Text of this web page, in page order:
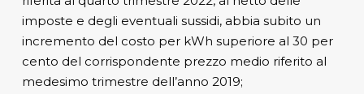
imposte e degli eventuali sussidi, abbia subito un
incremento del costo per kWh superiore al 30 per
cento del corrispondente prezzo medio riferito al
medesimo trimestre dell’anno 2019;